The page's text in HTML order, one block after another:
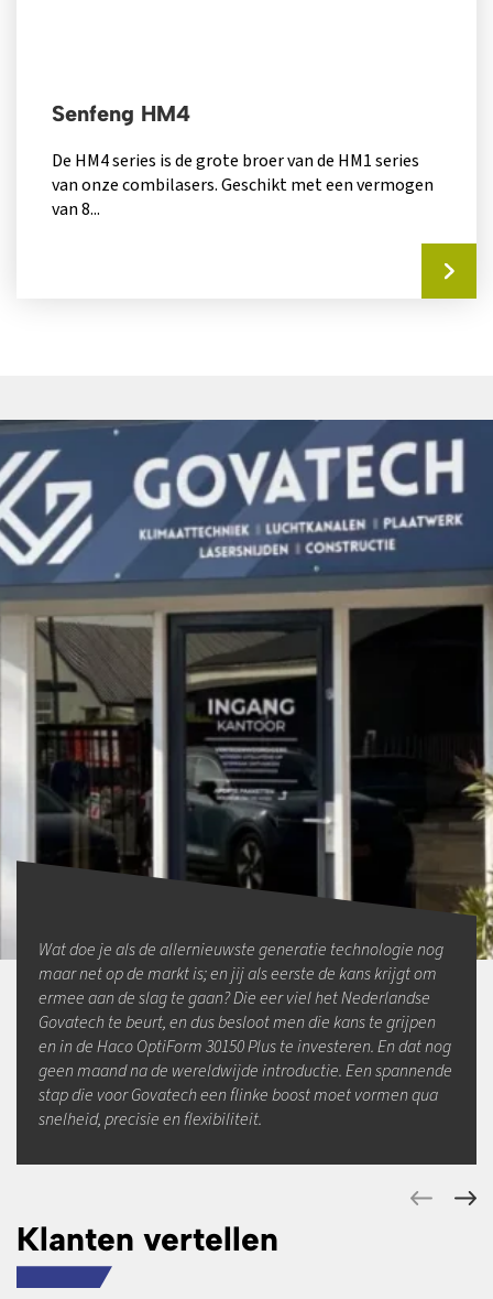
Senfeng HM4
De HM4 series is de grote broer van de HM1 series
van onze combilasers. Geschikt met een vermogen
van 8...
Klanten vertellen
Wat doe je als de allernieuwste generatie technologie nog
maar net op de markt is; en jij als eerste de kans krijgt om
ermee aan de slag te gaan? Die eer viel het Nederlandse
Govatech te beurt, en dus besloot men die kans te grijpen
en in de Haco OptiForm 30150 Plus te investeren. En dat nog
geen maand na de wereldwijde introductie. Een spannende
stap die voor Govatech een flinke boost moet vormen qua
snelheid, precisie en flexibiliteit.